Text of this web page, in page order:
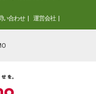
い合わせ 運営会社